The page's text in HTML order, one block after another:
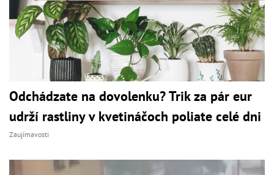
Odchádzate na dovolenku? Trik za pár eur
udrží rastliny v kvetináčoch poliate celé dni
Zaujímavosti